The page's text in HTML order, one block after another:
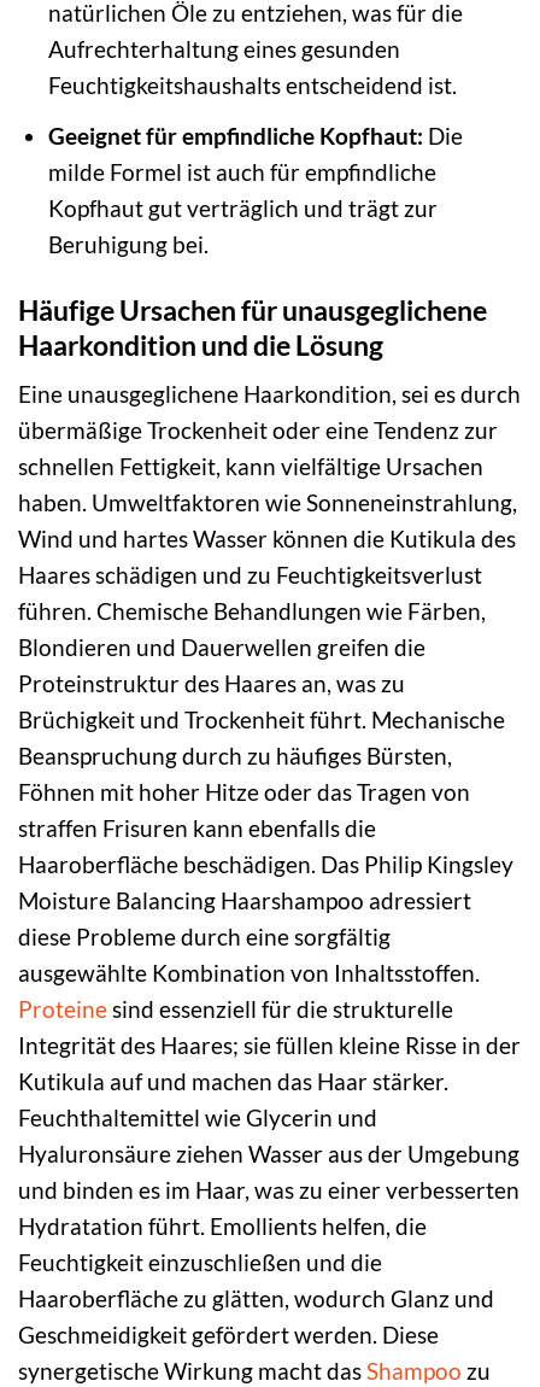
natürlichen Öle zu entziehen, was für die
Aufrechterhaltung eines gesunden
Feuchtigkeitshaushalts entscheidend ist.
Geeignet für empfindliche Kopfhaut: Die
milde Formel ist auch für empfindliche
Kopfhaut gut verträglich und trägt zur
Beruhigung bei.
Häufige Ursachen für unausgeglichene
Haarkondition und die Lösung
Eine unausgeglichene Haarkondition, sei es durch
übermäßige Trockenheit oder eine Tendenz zur
schnellen Fettigkeit, kann vielfältige Ursachen
haben. Umweltfaktoren wie Sonneneinstrahlung,
Wind und hartes Wasser können die Kutikula des
Haares schädigen und zu Feuchtigkeitsverlust
führen. Chemische Behandlungen wie Färben,
Blondieren und Dauerwellen greifen die
Proteinstruktur des Haares an, was zu
Brüchigkeit und Trockenheit führt. Mechanische
Beanspruchung durch zu häufiges Bürsten,
Föhnen mit hoher Hitze oder das Tragen von
straffen Frisuren kann ebenfalls die
Haaroberfläche beschädigen. Das Philip Kingsley
Moisture Balancing Haarshampoo adressiert
diese Probleme durch eine sorgfältig
ausgewählte Kombination von Inhaltsstoffen.
Proteinesind essenziell für die strukturelle
Integrität des Haares; sie füllen kleine Risse in der
Kutikula auf und machen das Haar stärker.
Feuchthaltemittel wie Glycerin und
Hyaluronsäure ziehen Wasser aus der Umgebung
und binden es im Haar, was zu einer verbesserten
Hydratation führt. Emollients helfen, die
Feuchtigkeit einzuschließen und die
Haaroberfläche zu glätten, wodurch Glanz und
Geschmeidigkeit gefördert werden. Diese
synergetische Wirkung macht dasShampoo zu